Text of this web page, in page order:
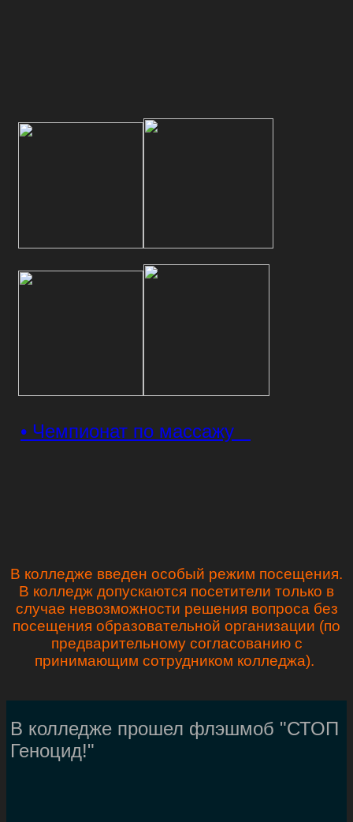
• Чемпионат по массажу
В колледже введен особый режим посещения.
В колледж допускаются посетители только в
случае невозможности решения вопроса без
посещения образовательной организации (по
предварительному согласованию с
принимающим сотрудником колледжа).
В колледже прошел флэшмоб "СТОП
Геноцид!"